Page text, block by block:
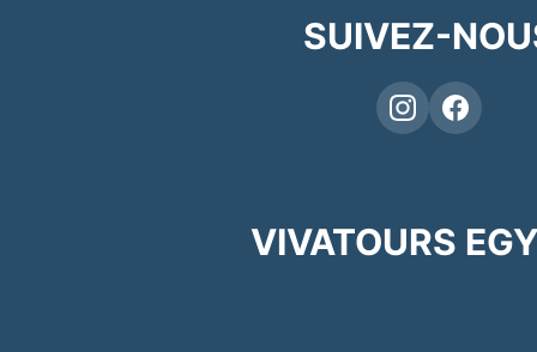
SUIVEZ-
VIVATOURS